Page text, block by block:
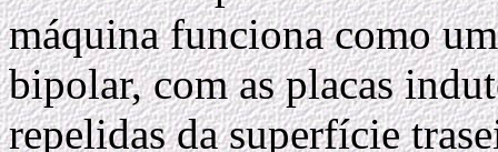
máquina funciona como
bipolar, com as placas
repelidas da superfície